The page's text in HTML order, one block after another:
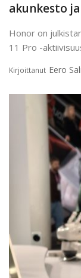
akunkesto ja
Honor on
11 Pro -
Kirjoittanut Eero